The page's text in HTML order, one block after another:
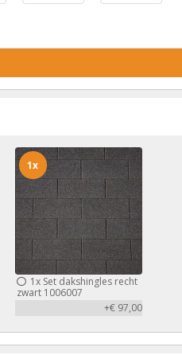
1xSet dakshingles recht
zwart 1006007
+€ 97,00
1x